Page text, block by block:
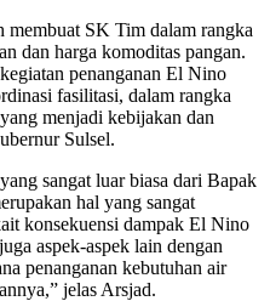
membuat SK Tim dalam rangka
dan harga komoditas pangan.
penanganan El Nino
fasilitasi, dalam rangka
menjadi kebijakan dan
Sulsel.
sangat luar biasa dari Bapak
hal yang sangat
konsekuensi dampak El Nino
aspek-aspek lain dengan
penanganan kebutuhan air
jelas Arsjad.